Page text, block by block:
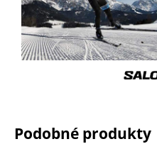
Podobné produkty